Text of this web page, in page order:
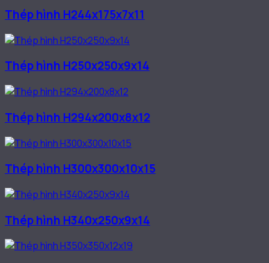
Thép hình H244x175x7x11
Thép hình H250x250x9x14
Thép hình H294x200x8x12
Thép hình H300x300x10x15
Thép hình H340x250x9x14